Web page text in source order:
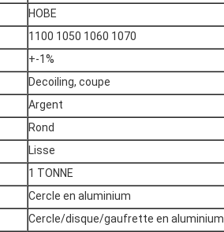
HOBE
1100 1050 1060 1070
+-1%
Decoiling, coupe
Argent
Rond
Lisse
1 TONNE
Cercle en aluminium
Cercle/disque/gaufrette en aluminium